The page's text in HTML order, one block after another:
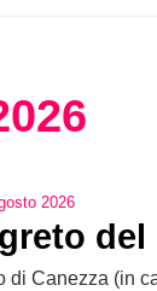
2026
di Canezza (in